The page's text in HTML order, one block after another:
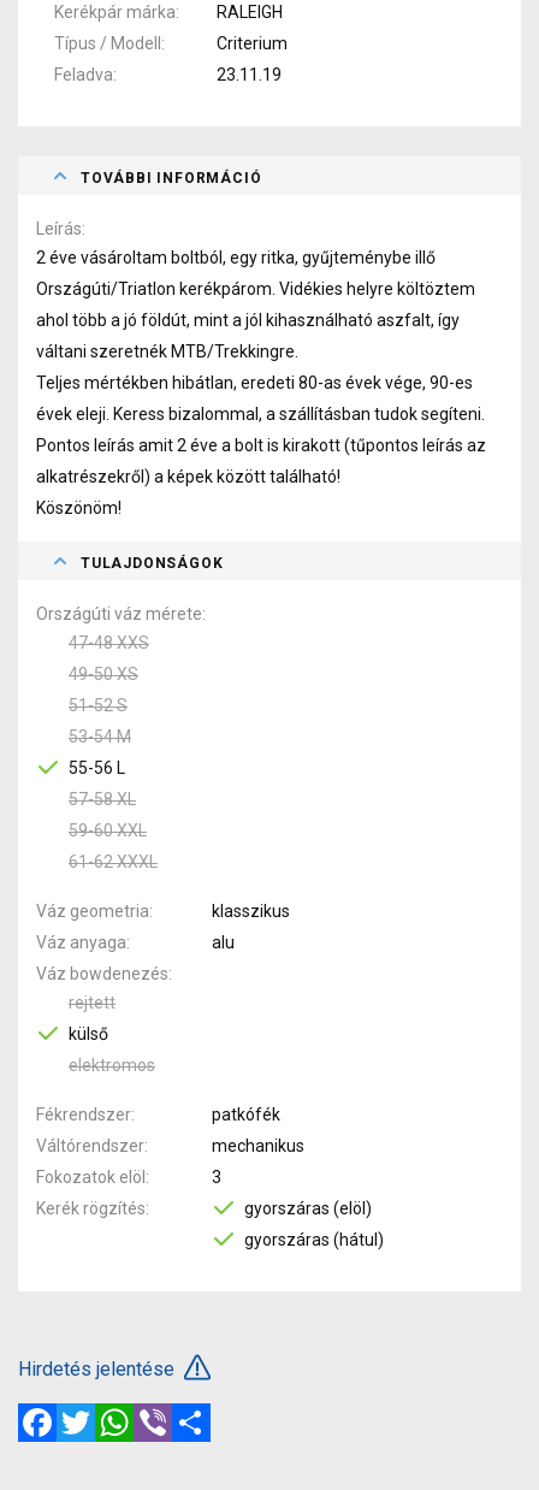
Kerékpár márka
RALEIGH
Típus / Modell
Criterium
Feladva
23.11.19
TOVÁBBI INFORMÁCIÓ
Leírás
2 éve vásároltam boltból, egy ritka, gyűjteménybe illő
Országúti/Triatlon kerékpárom. Vidékies helyre költöztem
ahol több a jó földút, mint a jól kihasználható aszfalt, így
váltani szeretnék MTB/Trekkingre.
Teljes mértékben hibátlan, eredeti 80-as évek vége, 90-es
évek eleji. Keress bizalommal, a szállításban tudok segíteni.
Pontos leírás amit 2 éve a bolt is kirakott (tűpontos leírás az
alkatrészekről) a képek között található!
Köszönöm!
TULAJDONSÁGOK
Országúti váz mérete
47-48 XXS
49-50 XS
51-52 S
53-54 M
55-56 L
57-58 XL
59-60 XXL
61-62 XXXL
Váz geometria
klasszikus
Váz anyaga
alu
Váz bowdenezés
rejtett
külső
elektromos
Fékrendszer
patkófék
Váltórendszer
mechanikus
Fokozatok elöl
3
Kerék rögzítés
gyorszáras (elöl)
gyorszáras (hátul)
Hirdetés jelentése
FacebookTwitterWhatsApp
Viber